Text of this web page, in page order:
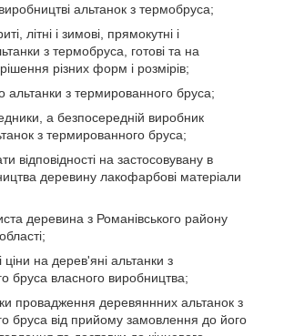
альтанок з термобруса;
літні і зимові, прямокутні і
з термобруса, готові та на
різних форм і розмірів;
альтанки з термированного бруса;
а безпосередній виробник
з термированного бруса;
відповідності на застосовувану в
деревину лакофарбові матеріали
деревина з Романівського району
ціни на дерев'яні альтанки з
бруса власного виробництва;
провадження деревяннних альтанок з
бруса від прийому замовлення до його